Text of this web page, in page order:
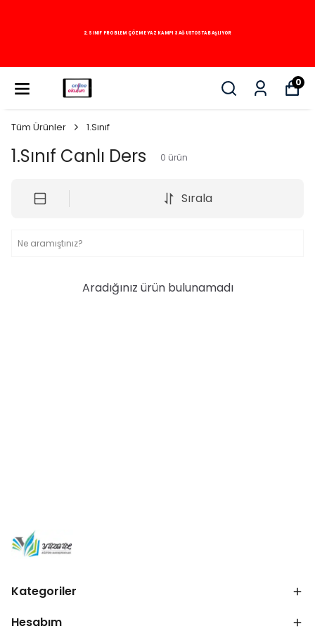
2. SINIF PROBLEM ÇÖZME YAZ KAMPI 3 AĞUSTOSTA BAŞLIYOR
0
Tüm Ürünler 1.Sınıf
1.Sınıf Canlı Ders 0 ürün
Sırala
Aradığınız ürün bulunamadı
Kategoriler
Hesabım